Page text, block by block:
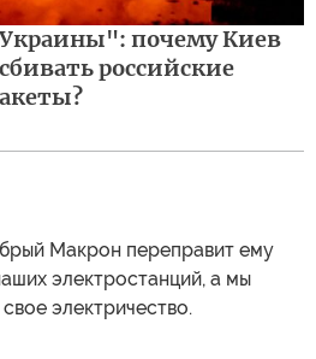
почему Киев
российские
Макрон переправит ему
электростанций, а мы
электричество.